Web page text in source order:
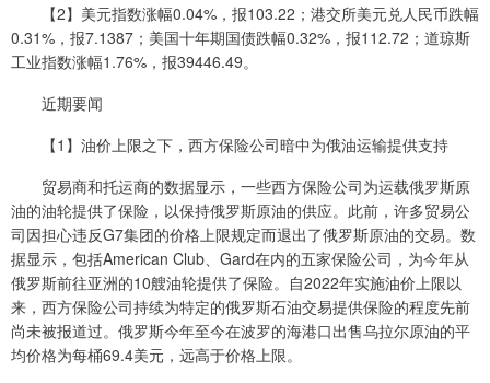
【2】美元指数涨幅0.04%，报103.22；港交所美元兑人民币跌幅
0.31%，报7.1387；美国十年期国债跌幅0.32%，报112.72；道琼斯
工业指数涨幅1.76%，报39446.49。
近期要闻
【1】油价上限之下，西方保险公司暗中为俄油运输提供支持
贸易商和托运商的数据显示，一些西方保险公司为运载俄罗斯原
油的油轮提供了保险，以保持俄罗斯原油的供应。此前，许多贸易公
司因担心违反G7集团的价格上限规定而退出了俄罗斯原油的交易。数
据显示，包括American Club、Gard在内的五家保险公司，为今年从
俄罗斯前往亚洲的10艘油轮提供了保险。自2022年实施油价上限以
来，西方保险公司持续为特定的俄罗斯石油交易提供保险的程度先前
尚未被报道过。俄罗斯今年至今在波罗的海港口出售乌拉尔原油的平
均价格为每桶69.4美元，远高于价格上限。